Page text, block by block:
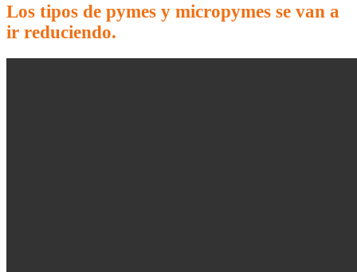
Los tipos de pymes y micropymes se van a
ir reduciendo.